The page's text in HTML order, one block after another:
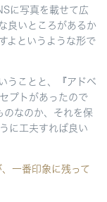
に写真を載せて広
良いところがあるか
よというような形で
うことと、『アドベ
プトがあったので
のなのか、それを保
に工夫すれば良い
一番印象に残って